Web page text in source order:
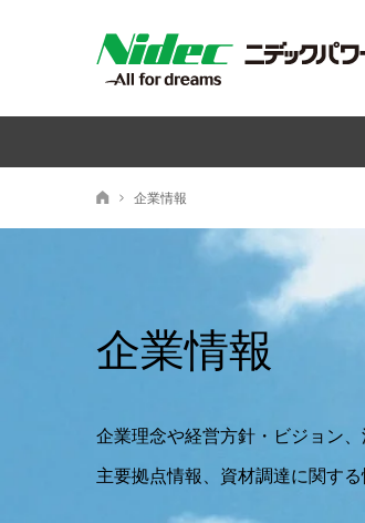
ニデックパワートレインシステムズ株式会
企業情報
企業情報
企業理念や経営⽅針・ビジョン、
主要拠点情報、資材調達に関す